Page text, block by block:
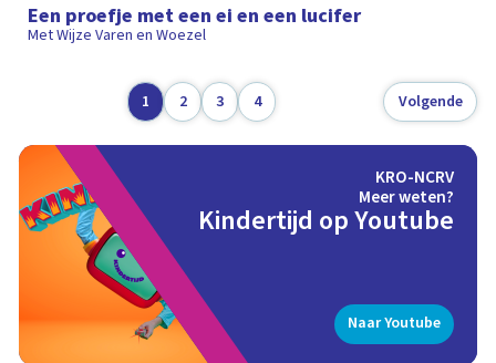
Een proefje met een ei en een lucifer
Met Wijze Varen en Woezel
1 2 3 4 Volgende
KRO-NCRV
Meer weten?
Kindertijd op Youtube
Naar Youtube